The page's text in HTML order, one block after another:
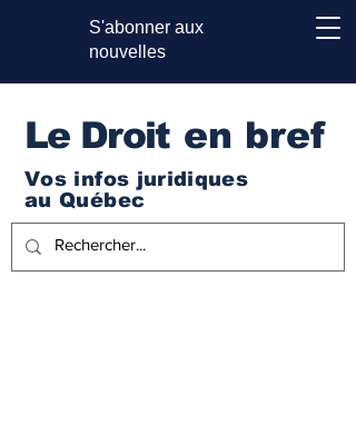
S'abonner aux
nouvelles
Le Droit en bref
Vos infos juridiques
au Québec